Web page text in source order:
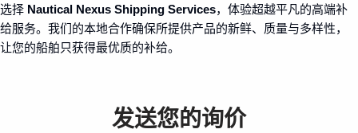
选择 Nautical Nexus Shipping Services，体验超越平凡的高端补
给服务。我们的本地合作确保所提供产品的新鲜、质量与多样性，
让您的船舶只获得最优质的补给。
发送您的询价